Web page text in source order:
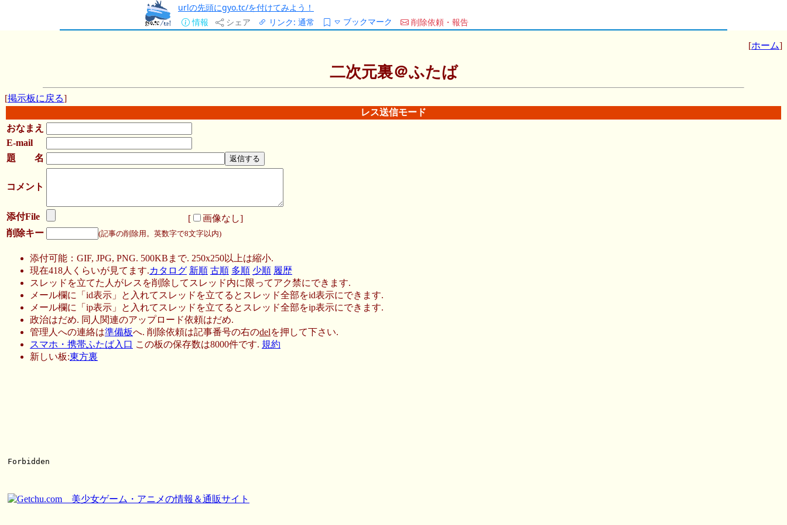
urlの先頭にgyo.tc/を付けてみよう！
情報
シェア リンク: 通常 ブックマーク 削除依頼・報告